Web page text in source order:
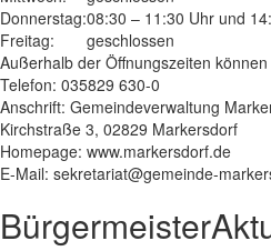
Donnerstag:08:30 – 11:30 Uhr und
Freitag:
geschlossen
Außerhalb der Öffnungszeiten
Telefon: 035829 630-0
Anschrift: Gemeindeverwaltung
Kirchstraße 3, 02829 Markersdorf
Homepage: www.markersdorf.de
E-Mail: sekretariat@gemeinde-
Bürgermeister